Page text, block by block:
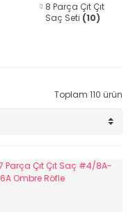
8 Parça Çıt Çıt
Saç Seti (10)
Toplam 110 ürün